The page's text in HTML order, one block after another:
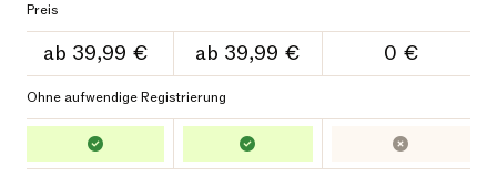
Preis
ab 39,99 € ab 39,99 € 0 €
Ohne aufwendige Registrierung